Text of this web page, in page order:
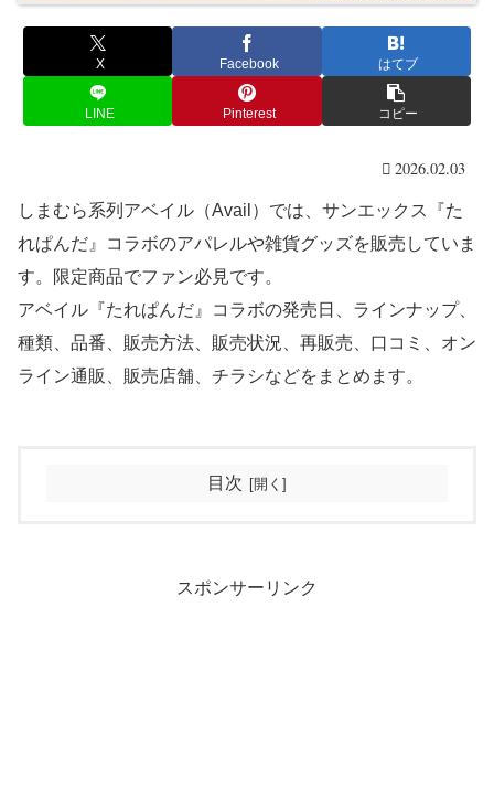
X Facebook はてブ
LINE Pinterest コピー
2026.02.03
しまむら系列アベイル（Avail）では、サンエックス『た
れぱんだ』コラボのアパレルや雑貨グッズを販売していま
す。限定商品でファン必見です。
アベイル『たれぱんだ』コラボの発売日、ラインナップ、
種類、品番、販売方法、販売状況、再販売、口コミ、オン
ライン通販、販売店舗、チラシなどをまとめます。
目次
スポンサーリンク